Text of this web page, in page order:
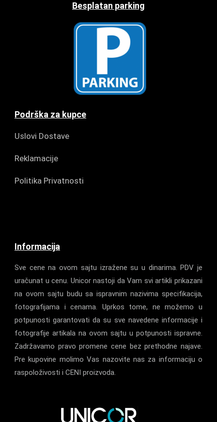
Besplatan parking
Podrška za kupce
Uslovi Dostave
Reklamacije
Politika Privatnosti
Informacija
Sve cene na ovom sajtu izražene su u dinarima. PDV je
uračunat u cenu. Unicor nastoji da Vam svi artikli prikazani
na ovom sajtu budu sa ispravnim nazivima specifikacija,
fotografijama i cenama. Uprkos tome, ne možemo u
potpunosti garantovati da su sve navedene informacije i
fotografije artikala na ovom sajtu u potpunosti ispravne.
Zadržavamo pravo promene cene bez prethodne najave.
Pre kupovine molimo Vas nazovite nas za informaciju o
raspoloživosti i CENI proizvoda.